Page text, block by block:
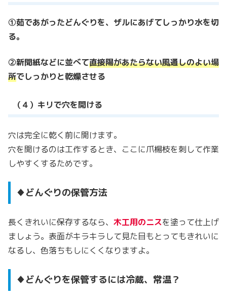
①茹であがったどんぐりを、ザルにあげてしっかり水を切
る。
②新聞紙などに並べて直接陽があたらない風通しのよい場
所でしっかりと乾燥させる
（４）キリで穴を開ける
穴は完全に乾く前に開けます。
穴を開けるのは工作するとき、ここに爪楊枝を刺して作業
しやすくするためです。
♦どんぐりの保管方法
長くきれいに保存するなら、 木工用のニスを塗って仕上げ
ましょう。表面がキラキラして見た目もとってもきれいに
なるし、色落ちもしにくくなりますよ。
♦どんぐりを保管するには冷蔵、常温？